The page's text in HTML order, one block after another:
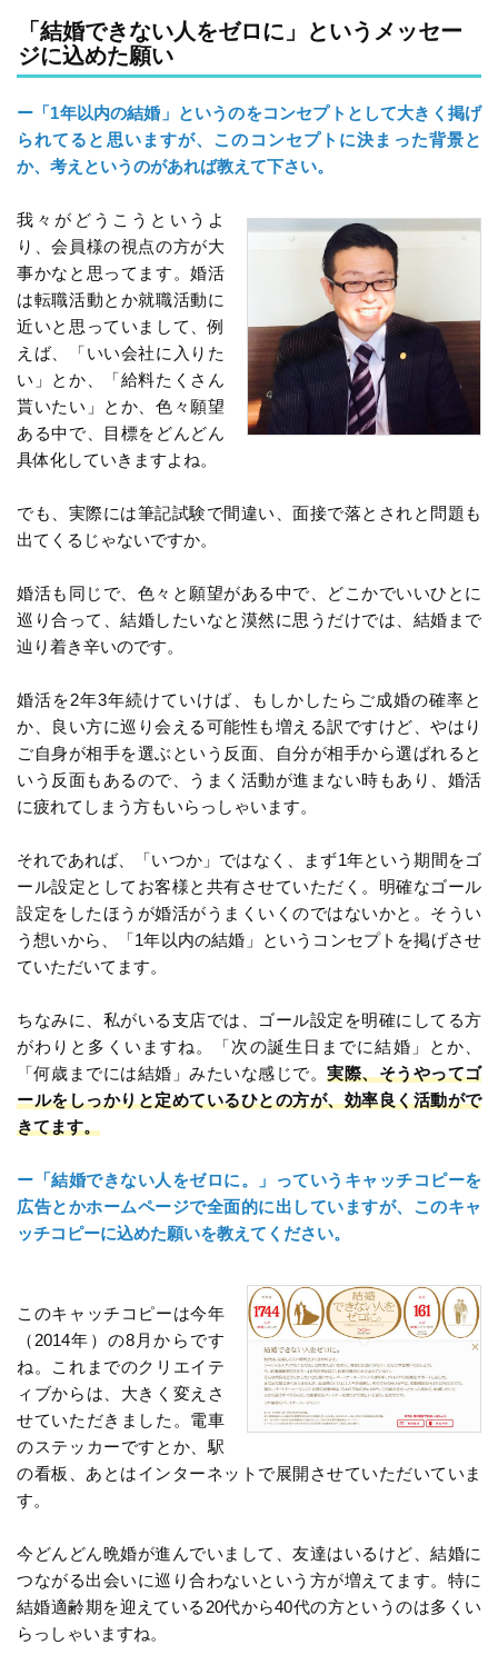
「結婚できない人をゼロに」というメッセー
ジに込めた願い
ー「1年以内の結婚」というのをコンセプトとして大きく掲げ
られてると思いますが、このコンセプトに決まった背景と
か、考えというのがあれば教えて下さい。
我々がどうこうというよ
り、会員様の視点の方が大
事かなと思ってます。婚活
は転職活動とか就職活動に
近いと思っていまして、例
えば、「いい会社に入りた
い」とか、「給料たくさん
貰いたい」とか、色々願望
ある中で、目標をどんどん
具体化していきますよね。
でも、実際には筆記試験で間違い、面接で落とされと問題も
出てくるじゃないですか。
婚活も同じで、色々と願望がある中で、どこかでいいひとに
巡り合って、結婚したいなと漠然に思うだけでは、結婚まで
辿り着き辛いのです。
婚活を2年3年続けていけば、もしかしたらご成婚の確率と
か、良い方に巡り会える可能性も増える訳ですけど、やはり
ご自身が相手を選ぶという反面、自分が相手から選ばれると
いう反面もあるので、うまく活動が進まない時もあり、婚活
に疲れてしまう方もいらっしゃいます。
それであれば、「いつか」ではなく、まず1年という期間をゴ
ール設定としてお客様と共有させていただく。明確なゴール
設定をしたほうが婚活がうまくいくのではないかと。そうい
う想いから、「1年以内の結婚」というコンセプトを掲げさせ
ていただいてます。
ちなみに、私がいる支店では、ゴール設定を明確にしてる方
がわりと多くいますね。「次の誕生日までに結婚」とか、
「何歳までには結婚」みたいな感じで。 実際、そうやってゴ
ールをしっかりと定めているひとの方が、効率良く活動がで
きてます。
ー「結婚できない人をゼロに。」っていうキャッチコピーを
広告とかホームページで全面的に出していますが、このキャ
ッチコピーに込めた願いを教えてください。
このキャッチコピーは今年
（2014年）の8月からです
ね。これまでのクリエイテ
ィブからは、大きく変えさ
せていただきました。電車
のステッカーですとか、駅
の看板、あとはインターネットで展開させていただいていま
す。
今どんどん晩婚が進んでいまして、友達はいるけど、結婚に
つながる出会いに巡り合わないという方が増えてます。特に
結婚適齢期を迎えている20代から40代の方というのは多くい
らっしゃいますね。